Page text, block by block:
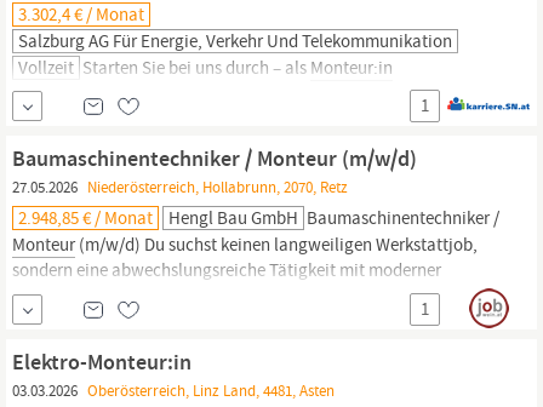
3.302,4 € / Monat
Salzburg AG Für Energie, Verkehr Und Telekommunikation
Vollzeit Starten Sie bei uns durch – als Monteur:in
Elektrotechnik. Die Zukunft hat ein Zuhause: Arbeiten im Team
der Salzburg AG. Bei einem der innovativsten und spannendsten
Unternehmen des Landes. Hier eröffnen sich glänzende
Perspektiven:Monteur:innenElektrotechnik haben von Beginn an
die Möglichkeit, die Zukunft Salzburgs 365 Tage im Jahr...
1
Baumaschinentechniker / Monteur (m/w/d)
27.05.2026 Niederösterreich, Hollabrunn, 2070, Retz
2.948,85 € / Monat Hengl Bau GmbH Baumaschinentechniker /
Monteur(m/w/d) Du suchst keinen langweiligen Werkstattjob,
sondern eine abwechslungsreiche Tätigkeit mit moderner
Technik, starken Maschinen und einem familiären Team? Dann
bist du bei uns genau richtig! Wir sind ein etabliertes Bohr- und
1
Elektro-Monteur:in
03.03.2026 Oberösterreich, Linz Land, 4481, Asten